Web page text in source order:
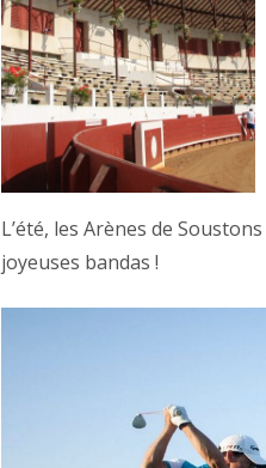
L’été, les Arènes de
joyeuses bandas !